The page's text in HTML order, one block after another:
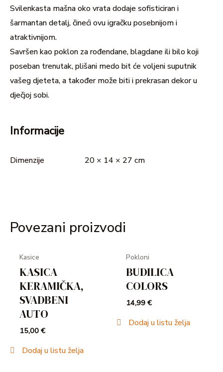
Svilenkasta mašna oko vrata dodaje sofisticiran i
šarmantan detalj, čineći ovu igračku posebnijom i
atraktivnijom.
Savršen kao poklon za rođendane, blagdane ili bilo koji
poseban trenutak, plišani medo bit će voljeni suputnik
vašeg djeteta, a također može biti i prekrasan dekor u
dječjoj sobi.
Informacije
Dimenzije 20 × 14 × 27 cm
Povezani proizvodi
Kasice
KASICA
KERAMIČKA,
SVADBENI
AUTO
15,00€
Dodaj u listu želja
Pokloni
BUDILICA
COLORS
14,99€
Dodaj u listu želja